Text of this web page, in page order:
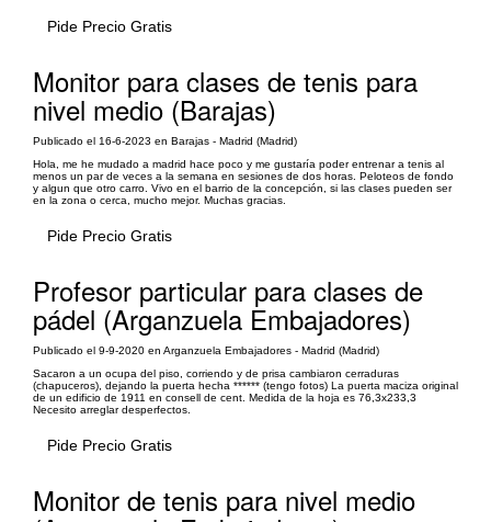
Pide Precio Gratis
Monitor para clases de tenis para
nivel medio (Barajas)
Publicado el 16-6-2023 en Barajas - Madrid (Madrid)
Hola, me he mudado a madrid hace poco y me gustaría poder entrenar a tenis al
menos un par de veces a la semana en sesiones de dos horas. Peloteos de fondo
y algun que otro carro. Vivo en el barrio de la concepción, si las clases pueden ser
en la zona o cerca, mucho mejor. Muchas gracias.
Pide Precio Gratis
Profesor particular para clases de
pádel (Arganzuela Embajadores)
Publicado el 9-9-2020 en Arganzuela Embajadores - Madrid (Madrid)
Sacaron a un ocupa del piso, corriendo y de prisa cambiaron cerraduras
(chapuceros), dejando la puerta hecha ****** (tengo fotos) La puerta maciza original
de un edificio de 1911 en consell de cent. Medida de la hoja es 76,3x233,3
Necesito arreglar desperfectos.
Pide Precio Gratis
Monitor de tenis para nivel medio